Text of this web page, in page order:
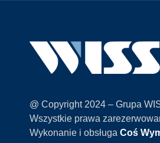
@ Copyright 2024 – Grupa
Wszystkie prawa
Wykonanie i obsługa Coś